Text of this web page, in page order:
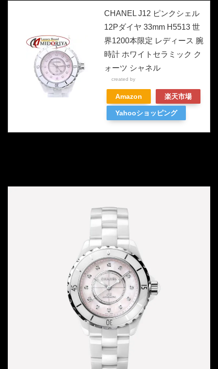
CHANEL J12 ピンクシェル
12Pダイヤ 33mm H5513 世
界1200本限定 レディース 腕
時計 ホワイトセラミック ク
ォーツ シャネル
created by
Amazon 楽天市場
Yahooショッピング